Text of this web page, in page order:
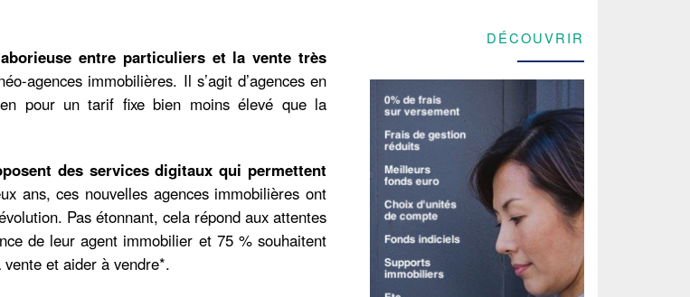
entre particuliers et la vente très
agences immobilières. Il s’agit d’agences en
pour un tarif fixe bien moins élevé que la
des services digitaux qui permettent
ans, ces nouvelles agences immobilières ont
Pas étonnant, cela répond aux attentes
de leur agent immobilier et 75 % souhaitent
et aider à vendre*.
DÉCOUVRIR